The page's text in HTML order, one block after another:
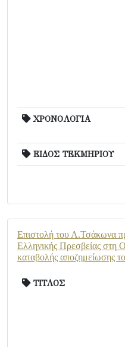
ΧΡΟΝΟΛΟΓΙΑ
ΕΙΔΟΣ ΤΕΚΜΗΡΙΟΥ
Επιστολή του Α.Τσάκωνα
Ελληνικής Πρεσβείας στη
καταβολής αποζημείωσης
ΤΙΤΛΟΣ